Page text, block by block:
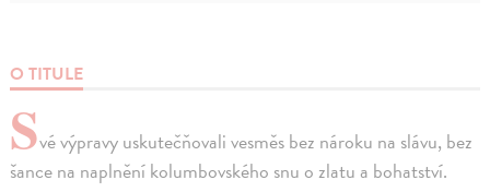
O TITULE
Své výpravy uskutečňovali vesměs bez nároku na slávu, bez
šance na naplnění kolumbovského snu o zlatu a bohatství.